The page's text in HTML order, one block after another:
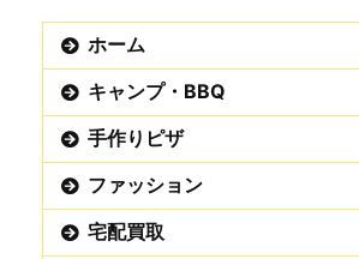
ホーム
キャンプ・BBQ
手作りピザ
ファッション
宅配買取